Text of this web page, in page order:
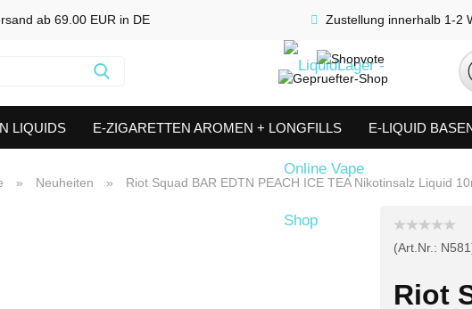
ab 69.00 EUR in DE Zustellung innerhalb 1-2
LIQUIDS E-ZIGARETTEN AROMEN + LONGFILLS E-LIQUID
VERDAMPFER & COILS AKKUTRÄGER & SETS
» Neuheiten » Riot Squad BAR EDTN PEACH ICE TEA Nikotinsalz Liquid
(Art.Nr.: N581
Riot